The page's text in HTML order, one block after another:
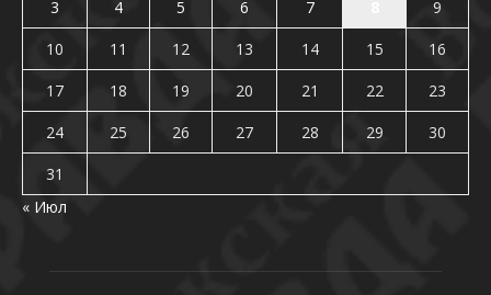
3
4 5 6 7
9
10
11 12 13 14 15
16
17
18 19 20 21 22
23
24
25 26 27 28 29
30
31
« Июл